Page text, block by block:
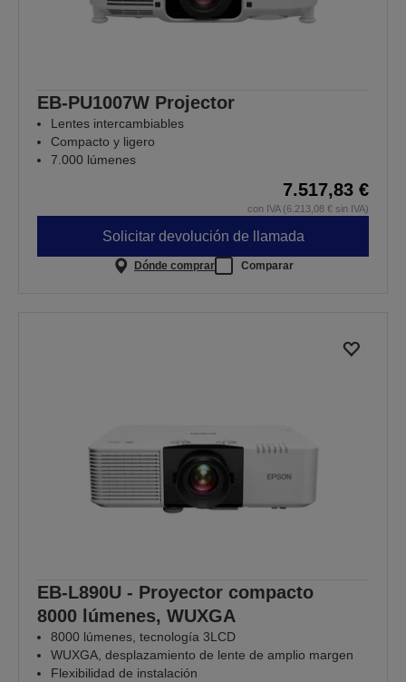
EB-PU1007W Projector
Lentes intercambiables
Compacto y ligero
7.000 lúmenes
7.517,83 €
con IVA (6.213,08 € sin IVA)
Solicitar devolución de llamada
Dónde comprar Comparar
EB-L890U - Proyector compacto
8000 lúmenes, WUXGA
8000 lúmenes, tecnología 3LCD
WUXGA, desplazamiento de lente de amplio margen
Flexibilidad de instalación